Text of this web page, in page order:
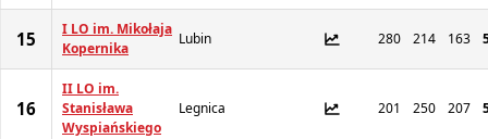
15
I LO im. Mikołaja
Kopernika
Lubin 280 214 163
16
II LO im.
Stanisława
Wyspiańskiego
Legnica 201 250 207